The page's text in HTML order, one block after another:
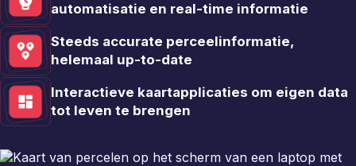
automatisatie en real-time informatie
Steeds accurate perceelinformatie,
helemaal up-to-date
Interactieve kaartapplicaties om eigen data
tot leven te brengen